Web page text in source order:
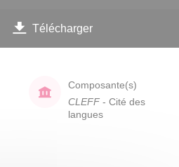
Télécharger
Composante(s)
CLEFF - Cité des
langues